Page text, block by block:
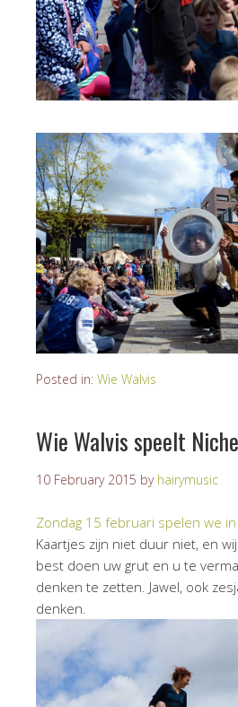
Posted in: Wie Walvis
Wie Walvis speelt
10 February 2015 by hairymusic
Zondag 15 februari spelen we in
Kaartjes zijn niet duur niet, en
best doen uw grut en u te
denken te zetten. Jawel, ook
denken.